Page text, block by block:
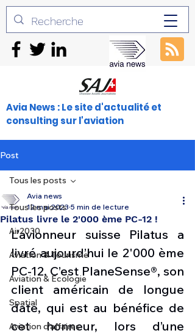
Avia News : Le site d'actualité et
consulting sur l'aviation
Post
Tous les posts
Air2030
Aviation & Tourisme
Aviation & Ecologie
Spatial
Aviation d'affaires
Tous les posts
Pilatus livre le 2'000 ème PC-12 !
Avia news
12 mai 2023 5 min de lecture
L’avionneur suisse Pilatus a
livré aujourd’hui le 2'000 ème
PC-12. C’est PlaneSense®, son
client américain de longue
date, qui est au bénéfice de
cet honneur, lors d’une